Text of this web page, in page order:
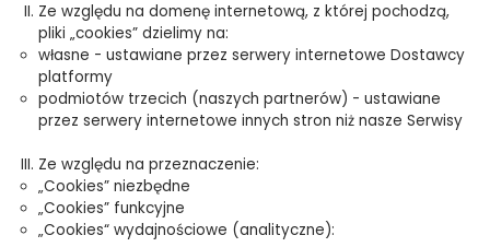
Ze względu na domenę internetową, z której pochodzą,
pliki „cookies” dzielimy na:
własne - ustawiane przez serwery internetowe Dostawcy
platformy
podmiotów trzecich (naszych partnerów) - ustawiane
przez serwery internetowe innych stron niż nasze Serwisy
Ze względu na przeznaczenie:
„Cookies” niezbędne
„Cookies” funkcyjne
„Cookies“ wydajnościowe (analityczne):